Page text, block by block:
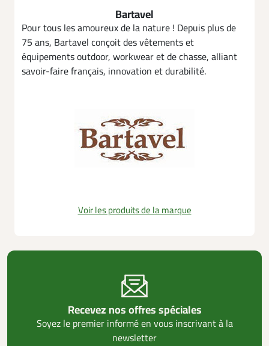
Bartavel
Pour tous les amoureux de la nature ! Depuis plus de
75 ans, Bartavel conçoit des vêtements et
équipements outdoor, workwear et de chasse, alliant
savoir-faire français, innovation et durabilité.
Voir les produits de la marque
Recevez nos offres spéciales
Soyez le premier informé en vous inscrivant à la
newsletter